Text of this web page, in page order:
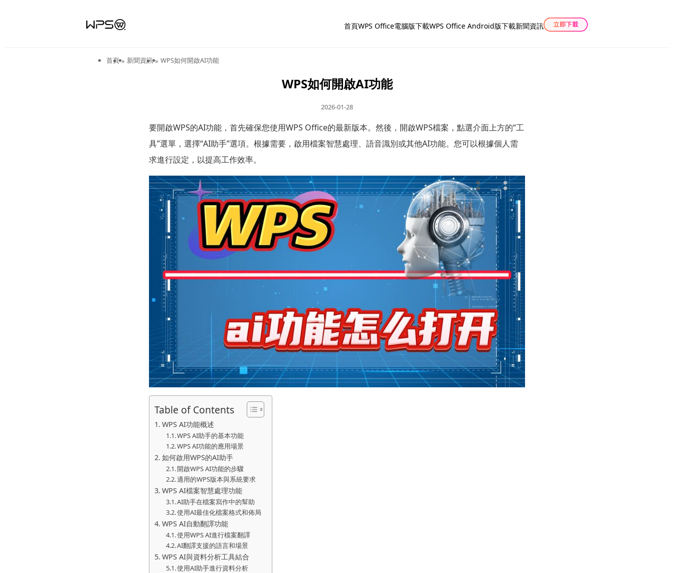
首頁WPS Office電腦版下載WPS Office Android版下載新聞資訊
首頁 » 新聞資訊 » WPS如何開啟AI功能
WPS如何開啟AI功能
2026-01-28
要開啟WPS的AI功能，首先確保您使用WPS Office的最新版本。然後，開啟WPS檔案，點選介面上方的“工
具”選單，選擇“AI助手”選項。根據需要，啟用檔案智慧處理、語音識別或其他AI功能。您可以根據個人需
求進行設定，以提高工作效率。
Table of Contents
WPS AI功能概述
WPS AI助手的基本功能
WPS AI功能的應用場景
如何啟用WPS的AI助手
開啟WPS AI功能的步驟
適用的WPS版本與系統要求
WPS AI檔案智慧處理功能
AI助手在檔案寫作中的幫助
使用AI最佳化檔案格式和佈局
WPS AI自動翻譯功能
使用WPS AI進行檔案翻譯
AI翻譯支援的語言和場景
WPS AI與資料分析工具結合
使用AI助手進行資料分析